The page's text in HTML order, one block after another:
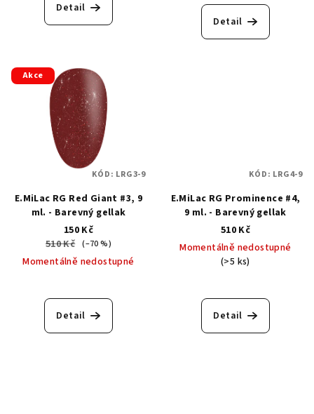
Detail
Detail
Akce
E.MiLac RG Red Giant #3, 9
ml. - Barevný gellak
150 Kč
510 Kč (–70 %)
Momentálně nedostupné
hodnocení
produktu
Detail
KÓD: LRG3-9
E.MiLac RG Prominence #4,
9 ml. - Barevný gellak
510 Kč
Momentálně nedostupné
(>5 ks)
Detail
KÓD: LRG4-9